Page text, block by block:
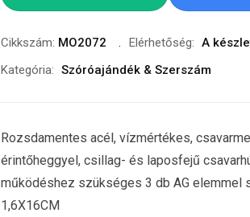
Cikkszám: MO2072 Elérhetőség: A
Kategória: Szóróajándék & Szerszám
Rozsdamentes acél, vízmértékes,
érintőheggyel, csillag- és laposfejű
működéshez szükséges 3 db AG elemmel
1,6X16CM